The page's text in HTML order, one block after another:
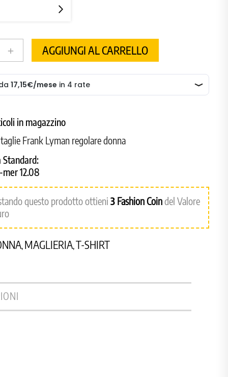
add AGGIUNGI AL CARRELLO
in magazzino
Frank Lyman regolare donna
Standard:
mer 12.08
questo prodotto ottieni3 Fashion Coindel Valore
, MAGLIERIA,T-SHIRT